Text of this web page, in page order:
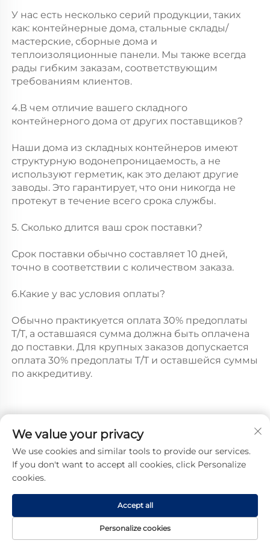
У нас есть несколько серий продукции, таких
как: контейнерные дома, стальные склады/
мастерские, сборные дома и
теплоизоляционные панели. Мы также всегда
рады гибким заказам, соответствующим
требованиям клиентов.
4.В чем отличие вашего складного
контейнерного дома от других поставщиков?
Наши дома из складных контейнеров имеют
структурную водонепроницаемость, а не
используют герметик, как это делают другие
заводы. Это гарантирует, что они никогда не
протекут в течение всего срока службы.
5. Сколько длится ваш срок поставки?
Срок поставки обычно составляет 10 дней,
точно в соответствии с количеством заказа.
6.Какие у вас условия оплаты?
Обычно практикуется оплата 30% предоплаты
T/T, а оставшаяся сумма должна быть оплачена
до поставки. Для крупных заказов допускается
оплата 30% предоплаты T/T и оставшейся суммы
по аккредитиву.
Другие товары
We value your privacy
We use cookies and similar tools to provide our services.
If you don't want to accept all cookies, click Personalize
cookies.
Personalize cookies
Accept all